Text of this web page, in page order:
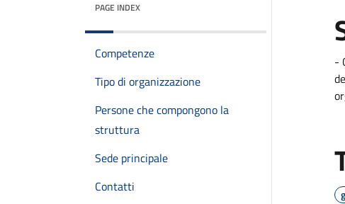
PAGE INDEX
Competenze
Tipo di organizzazione
Persone che compongono la
struttura
Sede principale
Contatti
-